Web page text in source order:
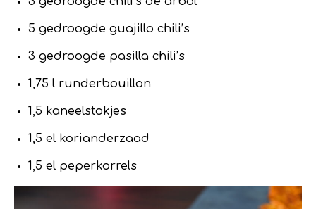
5 gedroogde guajillo chili’s
3 gedroogde pasilla chili’s
1,75 l runderbouillon
1,5 kaneelstokjes
1,5 el korianderzaad
1,5 el peperkorrels